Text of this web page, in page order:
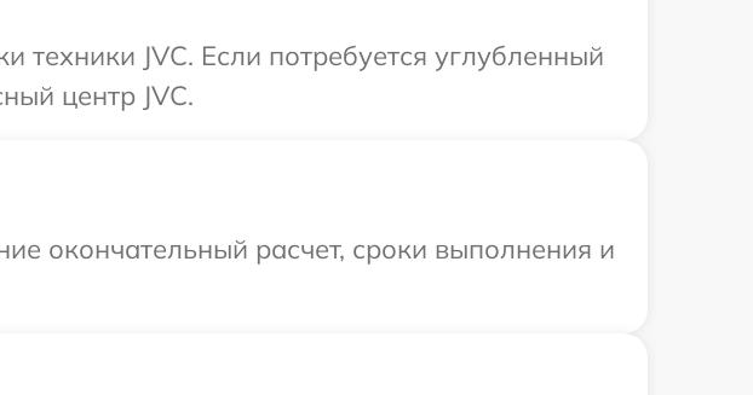
техники JVC. Если потребуется углубленный
центр JVC.
окончательный расчет, сроки выполнения и